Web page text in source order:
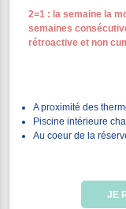
2=1 : la semaine la
semaines
rétroactive et non
A proximité des
Piscine intérieure
Au coeur de la
JE